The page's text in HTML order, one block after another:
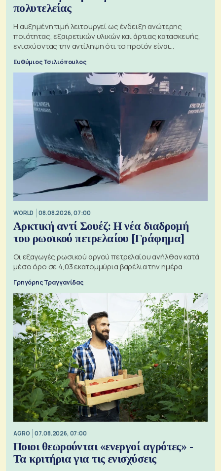
πολυτελείας
Η αυξημένη τιμή λειτουργεί ως ένδειξη ανώτερης
ποιότητας, εξαιρετικών υλικών και άρτιας κατασκευής,
ενισχύοντας την αντίληψη ότι το προϊόν είναι
Ευθύμιος Τσιλιόπουλος
WORLD 08.08.2026, 07:00
Αρκτική αντί Σουέζ: Η νέα διαδρομή
του ρωσικού πετρελαίου [Γράφημα]
Οι εξαγωγές ρωσικού αργού πετρελαίου ανήλθαν κατά
μέσο όρο σε 4,03 εκατομμύρια βαρέλια την ημέρα
Γρηγόρης Τραγγανίδας
AGRO 07.08.2026, 07:00
Ποιοι θεωρούνται «ενεργοί αγρότες» -
Τα κριτήρια για τις ενισχύσεις